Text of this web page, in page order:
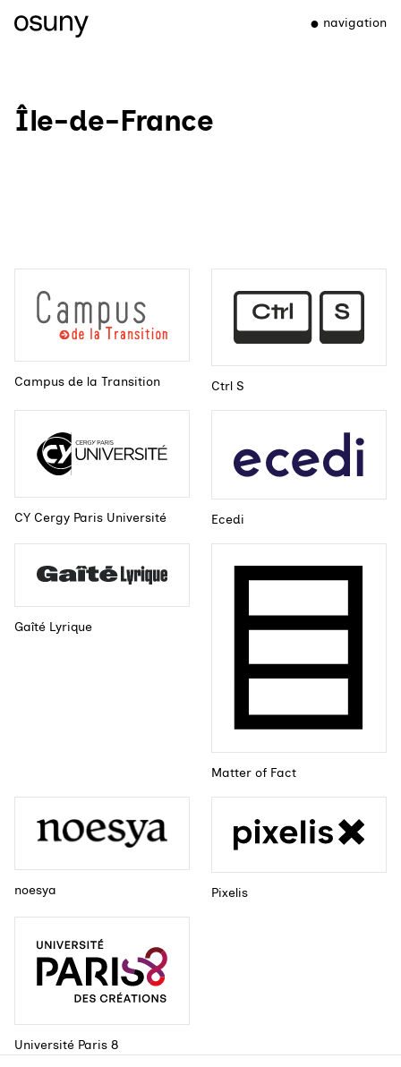
navigation
Île-de-France
Campus de la Transition Ctrl S
CY Cergy Paris Université Ecedi
Gaîté Lyrique
Matter of Fact
noesya Pixelis
Université Paris 8